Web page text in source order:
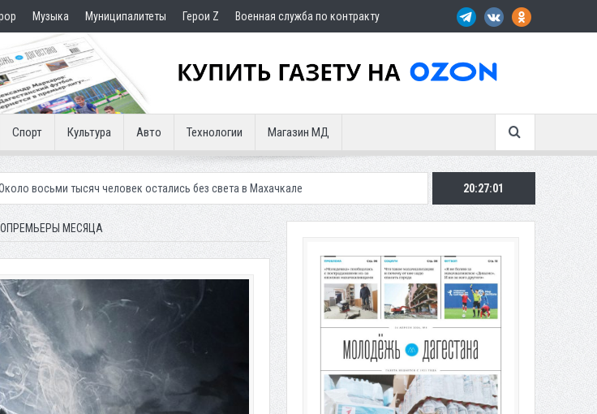
Музыка Муниципалитеты Герои Z Военная служба по контракту
Спорт Культура Авто Технологии Магазин МД
человек остались без света в Махачкале 20:27:02
МЕСЯЦА